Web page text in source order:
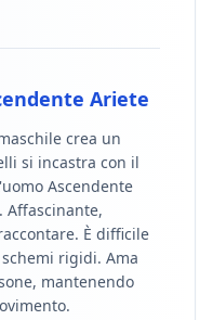
Ariete
crea un
si incastra con il
Ascendente
Affascinante,
È difficile
rigidi. Ama
mantenendo